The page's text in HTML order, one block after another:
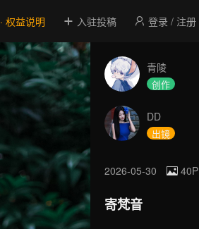
权益说明 入驻投稿 登录 / 注册
青陵
创作
DD
出镜
2026-05-30 40P
寄梵音